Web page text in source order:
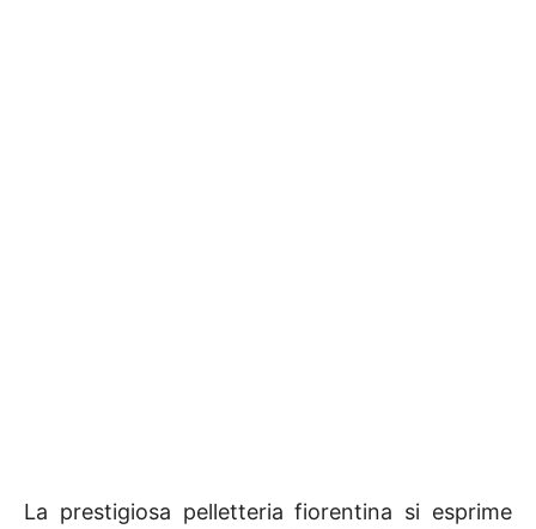
La prestigiosa pelletteria fiorentina si esprime